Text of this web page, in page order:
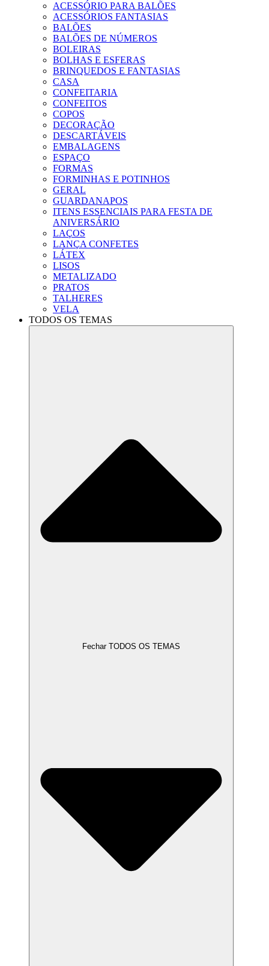
ACESSÓRIO PARA BALÕES
ACESSÓRIOS FANTASIAS
BALÕES
BALÕES DE NÚMEROS
BOLEIRAS
BOLHAS E ESFERAS
BRINQUEDOS E FANTASIAS
CASA
CONFEITARIA
CONFEITOS
COPOS
DECORAÇÃO
DESCARTÁVEIS
EMBALAGENS
ESPAÇO
FORMAS
FORMINHAS E POTINHOS
GERAL
GUARDANAPOS
ITENS ESSENCIAIS PARA FESTA DE
ANIVERSÁRIO
LAÇOS
LANÇA CONFETES
LÁTEX
LISOS
METALIZADO
PRATOS
TALHERES
VELA
TODOS OS TEMAS
Fechar TODOS OS TEMAS